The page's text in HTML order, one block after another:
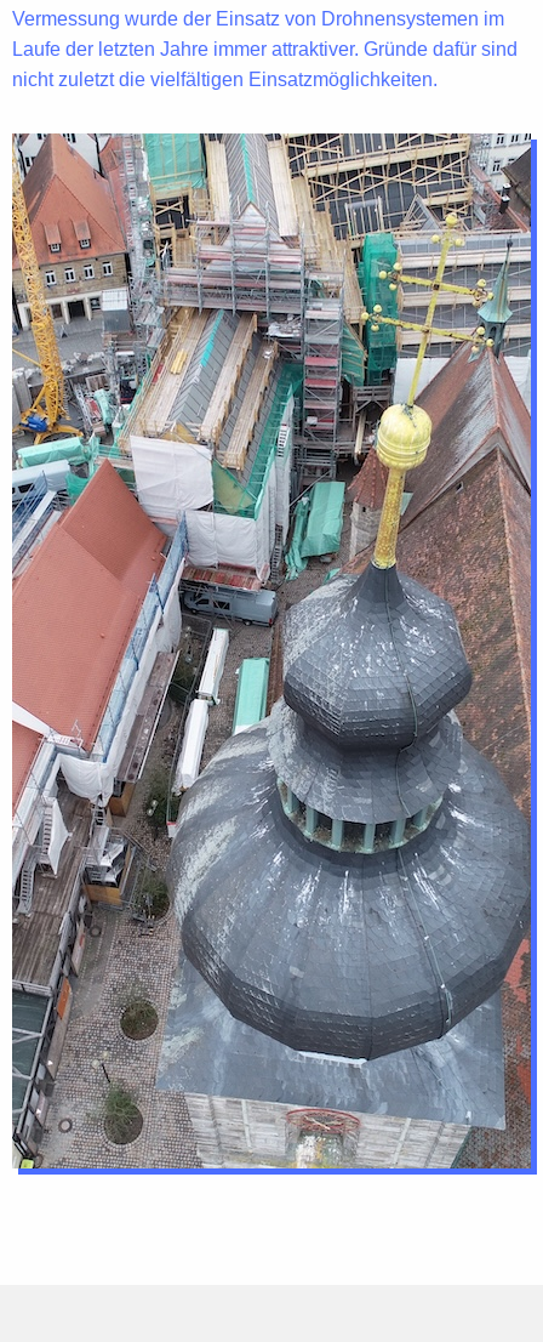
Vermessung wurde der Einsatz von Drohnensystemen im
Laufe der letzten Jahre immer attraktiver. Gründe dafür sind
nicht zuletzt die vielfältigen Einsatzmöglichkeiten.